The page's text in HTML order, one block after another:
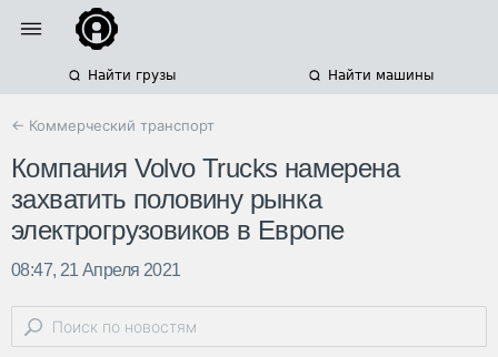
Найти грузы Найти машины
← Коммерческий транспорт
Компания Volvo Trucks намерена
захватить половину рынка
электрогрузовиков в Европе
08:47, 21 Апреля 2021